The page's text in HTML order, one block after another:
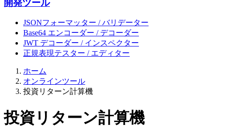
開発ツール
JSONフォーマッター / バリデーター
Base64 エンコーダー / デコーダー
JWT デコーダー / インスペクター
正規表現テスター / エディター
ホーム
オンラインツール
投資リターン計算機
投資リターン計算機